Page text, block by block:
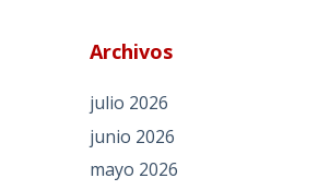
Archivos
julio 2026
junio 2026
mayo 2026